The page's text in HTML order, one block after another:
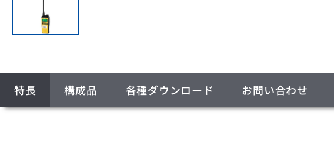
特長 構成品 各種ダウンロード お問い合わせ